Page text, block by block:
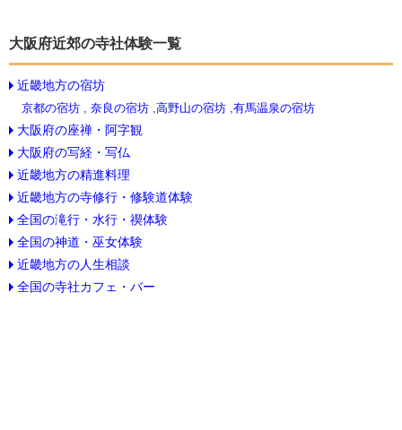
大阪府近郊の寺社体験一覧
近畿地方の宿坊
京都の宿坊 , 奈良の宿坊 ,高野山の宿坊 ,有馬温泉の宿坊
大阪府の座禅・阿字観
大阪府の写経・写仏
近畿地方の精進料理
近畿地方の寺修行・修験道体験
全国の滝行・水行・禊体験
全国の神道・巫女体験
近畿地方の人生相談
全国の寺社カフェ・バー